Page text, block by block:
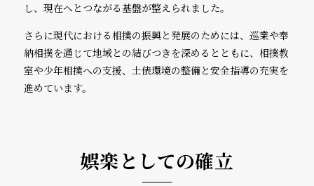
し、現在へとつながる基盤が整えられました。
さらに現代における相撲の振興と発展のためには、巡業や奉
納相撲を通じて地域との結びつきを深めるとともに、相撲教
室や少年相撲への支援、土俵環境の整備と安全指導の充実を
進めています。
娯楽としての確立